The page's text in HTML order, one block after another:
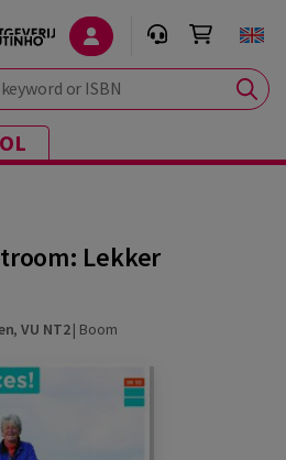
or ISBN
Lekker
,VU NT2| Boom